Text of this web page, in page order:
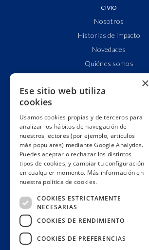
CIVIO
Nosotros
Historias de impacto
Novedades
Quiénes somos
Alianzas y redes
Impacto
Premios
Formación
Código ético
Re-publica
Muro de donantes
×
Ese sitio web utiliza
cookies
Usamos cookies propias y de terceros para
analizar los hábitos de navegación de
nuestros lectores (por ejemplo, artículos
más populares) mediante Google Analytics.
Puedes aceptar o rechazar los distintos
tipos de cookies, y cambiar tu configuración
en cualquier momento. Más información en
nuestra política de cookies.
COOKIES ESTRICTAMENTE
NECESARIAS
COOKIES DE RENDIMIENTO
COOKIES DE PREFERENCIAS